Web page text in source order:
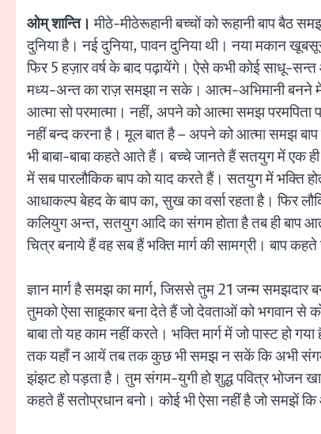
ओम् शान्ति। मीठे-मीठेरूहानी बच्चों को रूहानी बाप बैठ
दुनिया है। नई दुनिया, पावन दुनिया थी। नया मकान
फिर 5 हज़ार वर्ष के बाद पढ़ायेंगे। ऐसे कभी कोई साधू-सन्त
मध्य-अन्त का राज़ समझा न सके। आत्म-अभिमानी बनने में
आत्मा सो परमात्मा। नहीं, अपने को आत्मा समझ
नहीं बन्द करना है। मूल बात है – अपने को आत्मा समझ
भी बाबा-बाबा कहते आते हैं। बच्चे जानते हैं सतयुग में एक
में सब पारलौकिक बाप को याद करते हैं। सतयुग में भक्ति
आधाकल्प बेहद के बाप का, सुख का वर्सा रहता है। फिर
कलियुग अन्त, सतयुग आदि का संगम होता है तब ही बाप
चित्र बनाये हैं वह सब हैं भक्ति मार्ग की सामग्री। बाप
ज्ञान मार्ग है समझ का मार्ग, जिससे तुम 21 जन्म
तुमको ऐसा साहूकार बना देते हैं जो देवताओं को भगवान से
बाबा तो यह काम नहीं करते। भक्ति मार्ग में जो पास्ट हो
तक यहाँ न आयें तब तक कुछ भी समझ न सकें कि अभी संगम
झंझट हो पड़ता है। तुम संगम-युगी हो शुद्ध पवित्र भोजन
कहते हैं सतोप्रधान बनो। कोई भी ऐसा नहीं है जो समझें